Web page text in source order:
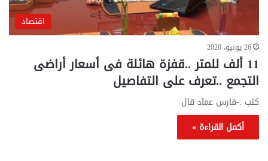
اقتصاد
26 يونيو، 2020
11 ألف للمتر ..قفزة هائلة فى أسعار أراضى
التجمع ..تعرف على التفاصيل
كتب :-فارس عماد قال
أكمل القراءة »